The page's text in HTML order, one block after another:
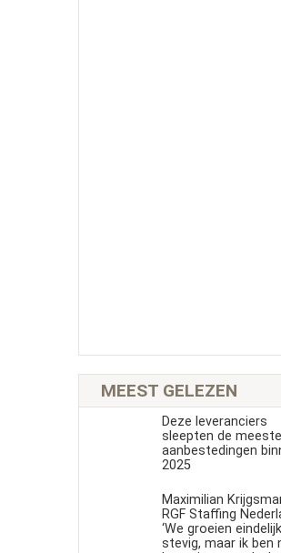
MEEST GELEZEN
Deze leveranciers
sleepten de meeste
aanbestedingen
2025
Maximilian
RGF Staffing
‘We groeien
stevig, maar ik ben